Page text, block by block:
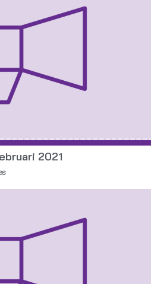
2021